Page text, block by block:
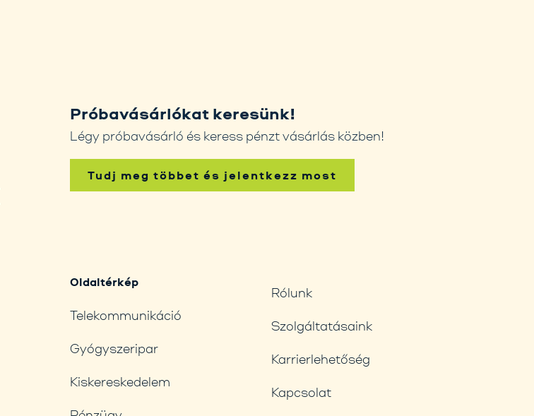
Próbavásárlókat keresünk!
Légy próbavásárló és keress pénzt vásárlás közben!
Tudj meg többet és jelentkezz most
Oldaltérkép
Telekommunikáció
Gyógyszeripar
Kiskereskedelem
Rólunk
Szolgáltatásaink
Karrierlehetőség
Kapcsolat